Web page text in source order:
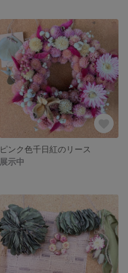
ピンク色千日紅のリース
展示中